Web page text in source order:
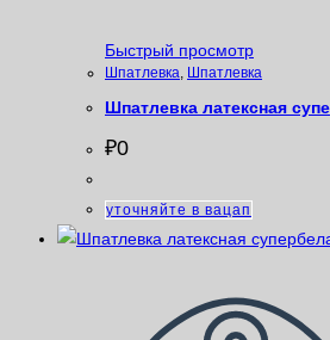
Быстрый просмотр
Шпатлевка Шпатлевка
Шпатлевка латексная
₽0
уточняйте в вацап